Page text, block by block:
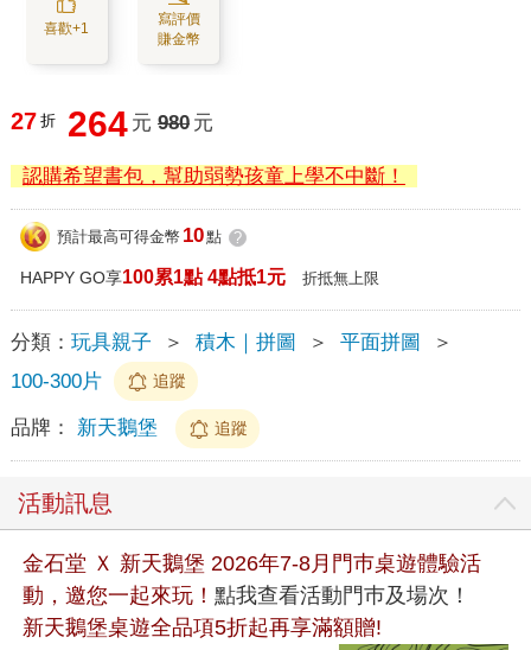
喜歡+1
寫評價
賺金幣
27 折 264 元 980 元
認購希望書包，幫助弱勢孩童上學不中斷！
預計最高可得金幣 10點 ?
HAPPY GO享100累1點 4點抵1元 折抵無上限
分類： 玩具親子 ＞ 積木｜拼圖 ＞ 平面拼圖
＞
100-300片
追蹤
品牌： 新天鵝堡 追蹤
活動訊息
金石堂 Ｘ 新天鵝堡 2026年7-8月門巿桌遊體驗活
動，邀您一起來玩！ 點我查看活動門巿及場次！
新天鵝堡桌遊全品項5折起再享滿額贈!